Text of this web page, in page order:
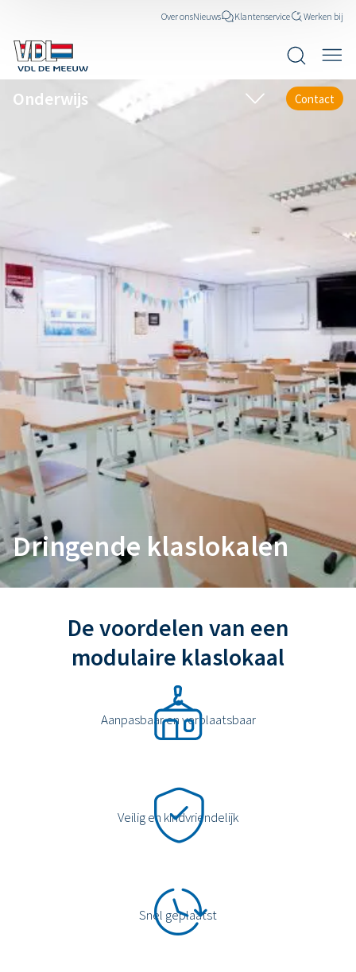
Over onsNieuws Klantenservice Werken bij
Onderwijs Contact
Dringende klaslokalen
De voordelen van een
modulaire klaslokaal
Aanpasbaar en verplaatsbaar
Veilig en kindvriendelijk
Snel geplaatst